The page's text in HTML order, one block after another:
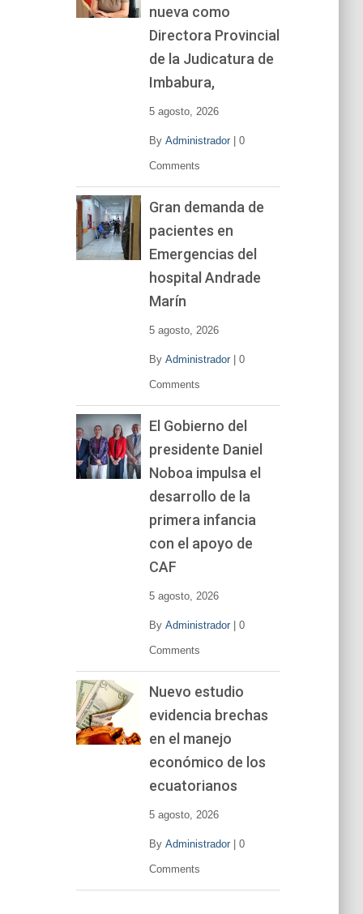
nueva como
Directora Provincial
de la Judicatura de
Imbabura,
5 agosto, 2026
By Administrador| 0
Comments
Gran demanda de
pacientes en
Emergencias del
hospital Andrade
Marín
5 agosto, 2026
By Administrador| 0
Comments
El Gobierno del
presidente Daniel
Noboa impulsa el
desarrollo de la
primera infancia
con el apoyo de
CAF
5 agosto, 2026
By Administrador| 0
Comments
Nuevo estudio
evidencia brechas
en el manejo
económico de los
ecuatorianos
5 agosto, 2026
By Administrador| 0
Comments